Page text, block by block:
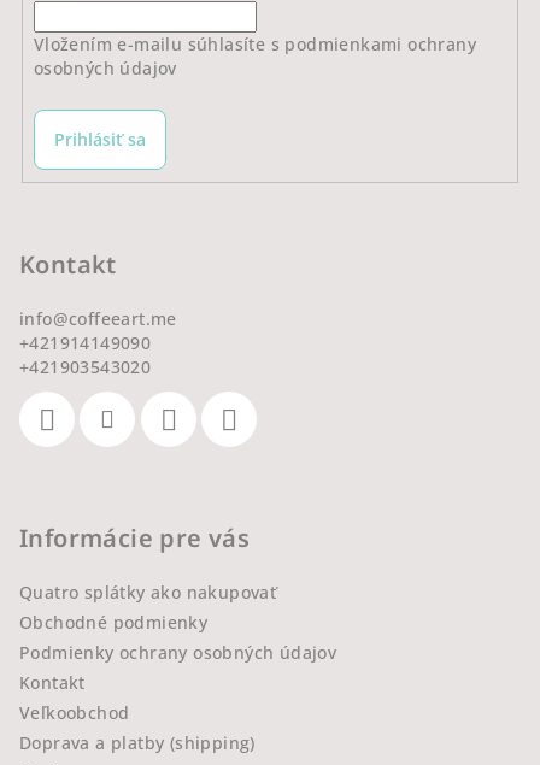
Vložením e-mailu súhlasíte s podmienkami ochrany
osobných údajov
Prihlásiť sa
Kontakt
info@coffeeart.me
+421914149090
+421903543020
Informácie pre vás
Quatro splátky ako nakupovať
Obchodné podmienky
Podmienky ochrany osobných údajov
Kontakt
Veľkoobchod
Doprava a platby (shipping)